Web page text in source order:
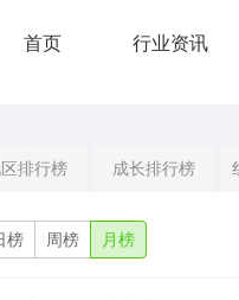
首页 行业资讯
排行榜 成长排行榜
榜 周榜 月榜